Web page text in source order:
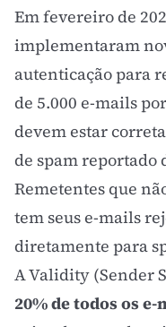
Em fevereiro de
implementaram
autenticação para
de 5.000 e-mails
devem estar
de spam reportado
Remetentes que
tem seus e-mails
diretamente para
A Validity (Sender
20% de todos os